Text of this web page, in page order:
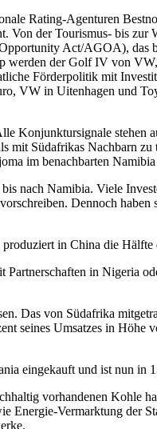
Rating-Agenturen
Von der Tourismus- bis
Act/AGOA), das
der Golf IV von
Förderpolitik mit
VW in Uitenhagen und
Konjunktursignale stehen
mit Südafrikas Nachbarn
im benachbarten
nach Namibia. Viele
Dennoch
in China die Hälfte
in Nigeria
Das von Südafrika
seines Umsatzes in Höhe
eingekauft und ist nun in
vorhandenen Kohle
Energie-Vermarktung der